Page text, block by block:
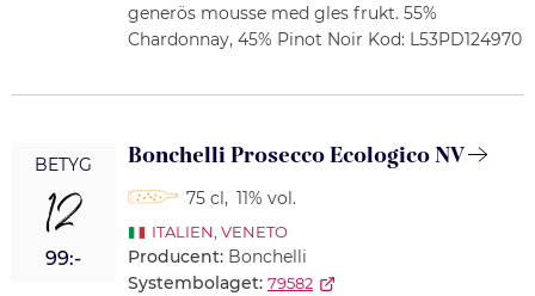
generös mousse med gles frukt. 55%
Chardonnay, 45% Pinot Noir Kod: L53PD124970
BETYG
12
99:-
Bonchelli Prosecco Ecologico NV
75 cl, 11% vol.
ITALIEN VENETO
Producent: Bonchelli
Systembolaget: 79582